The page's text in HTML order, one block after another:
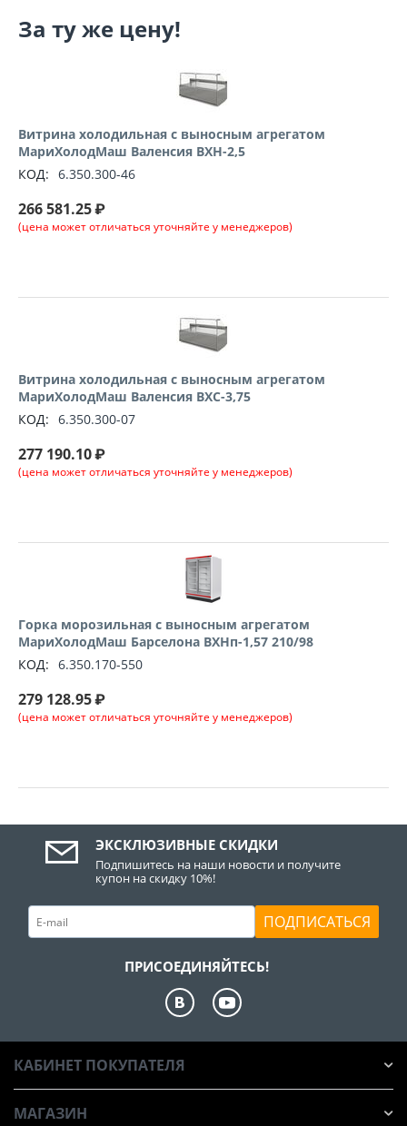
За ту же цену!
Витрина холодильная с выносным агрегатом
МариХолодМаш Валенсия ВХН-2,5
КОД: 6.350.300-46
266 581.25₽
(цена может отличаться уточняйте у менеджеров)
Витрина холодильная с выносным агрегатом
МариХолодМаш Валенсия ВХС-3,75
КОД: 6.350.300-07
277 190.10₽
(цена может отличаться уточняйте у менеджеров)
Горка морозильная с выносным агрегатом
МариХолодМаш Барселона ВХНп-1,57 210/98
КОД: 6.350.170-550
279 128.95₽
(цена может отличаться уточняйте у менеджеров)
ЭКСКЛЮЗИВНЫЕ СКИДКИ
Подпишитесь на наши новости и получите
купон на скидку 10%!
ПОДПИСАТЬСЯ
ПРИСОЕДИНЯЙТЕСЬ!
КАБИНЕТ ПОКУПАТЕЛЯ
МАГАЗИН